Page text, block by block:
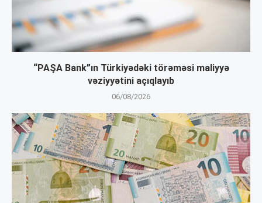
“PAŞA Bank”ın Türkiyədəki törəməsi maliyyə
vəziyyətini açıqlayıb
06/08/2026